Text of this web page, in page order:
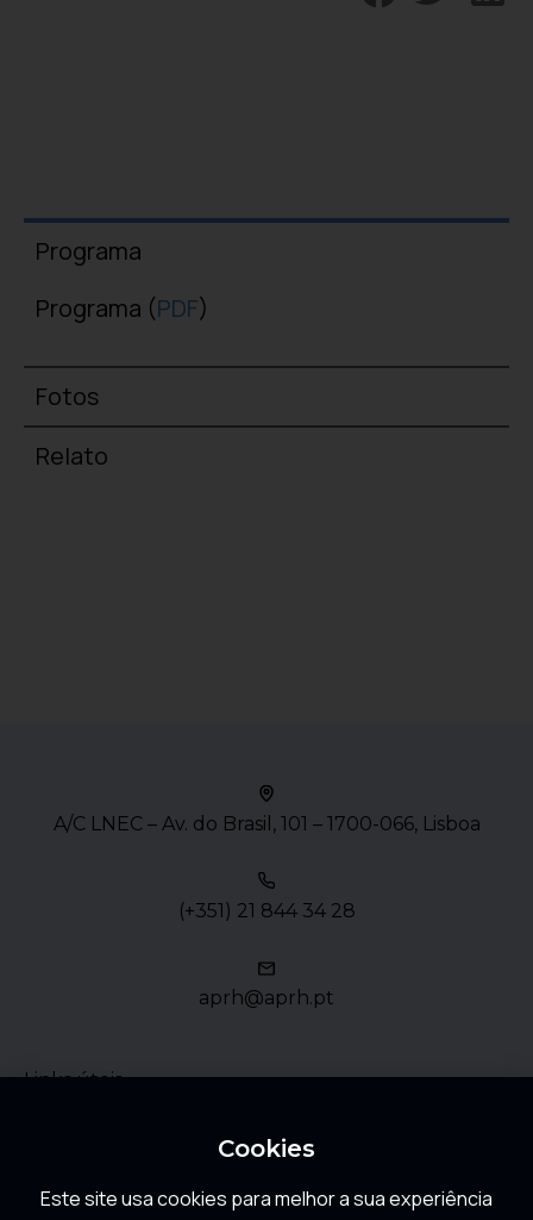
Programa
Programa (PDF)
Fotos
Relato
A/C LNEC – Av. do Brasil, 101 – 1700-066, Lisboa
(+351) 21 844 34 28
aprh@aprh.pt
Links úteis
FAQ
Cookies
Este site usa cookies para melhor a sua experiência